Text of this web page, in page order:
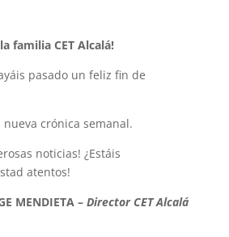
familia CET Alcalá!
pasado un feliz fin de
nueva crónica semanal.
noticias! ¿Estáis
atentos!
MENDIETA –Director CET Alcalá